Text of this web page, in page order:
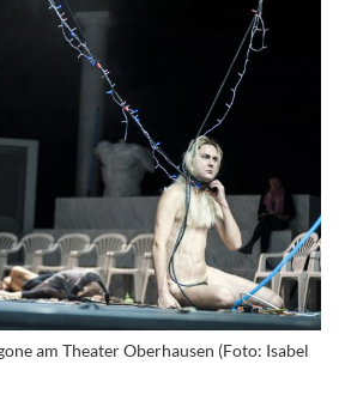
am Theater Oberhausen (Foto: Isabel